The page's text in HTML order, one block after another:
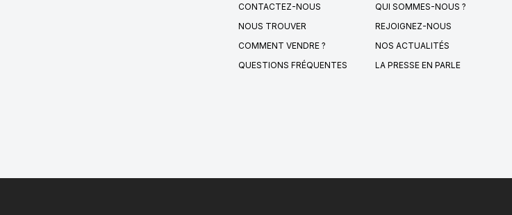
CONTACTEZ-NOUS
NOUS TROUVER
COMMENT VENDRE ?
QUESTIONS FRÉQUENTES
QUI SOMMES-NOUS ?
REJOIGNEZ-NOUS
NOS ACTUALITÉS
LA PRESSE EN PARLE